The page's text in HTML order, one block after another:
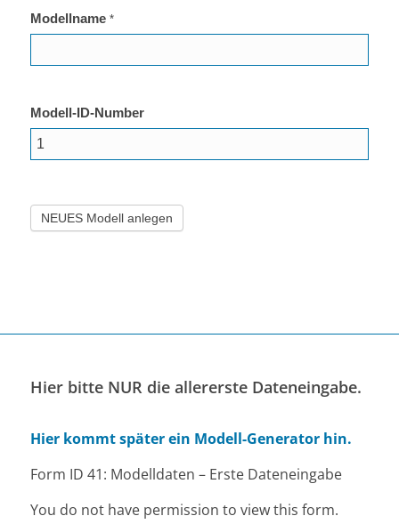
Modellname *
Modell-ID-Number
Hier bitte NUR die allererste Dateneingabe.
Hier kommt später ein Modell-Generator hin.
Form ID 41: Modelldaten – Erste Dateneingabe
You do not have permission to view this form.